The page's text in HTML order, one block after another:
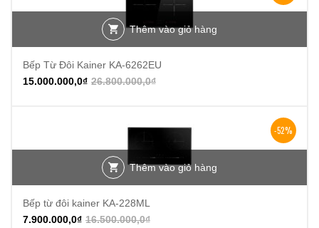
Thêm vào giỏ hàng
Bếp Từ Đôi Kainer KA-6262EU
26.800.000,0₫
15.000.000,0₫
-52%
Thêm vào giỏ hàng
Bếp từ đôi kainer KA-228ML
16.500.000,0₫
7.900.000,0₫